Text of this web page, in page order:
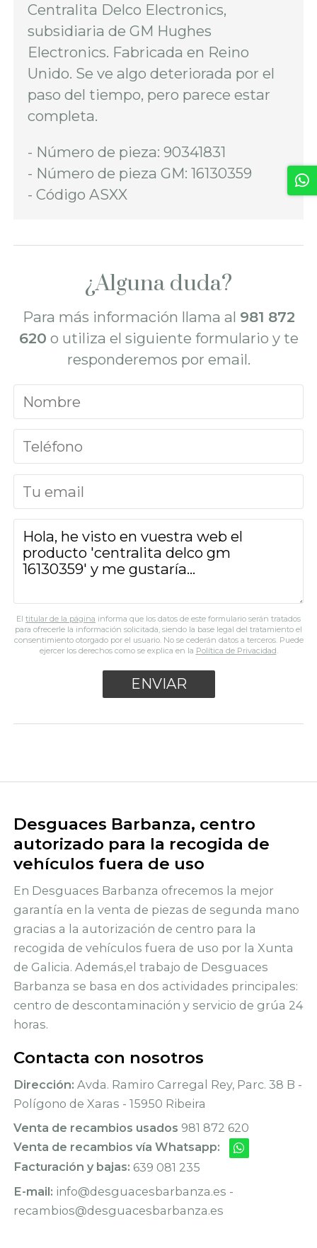
Centralita Delco Electronics,
subsidiaria de GM Hughes
Electronics. Fabricada en Reino
Unido. Se ve algo deteriorada por el
paso del tiempo, pero parece estar
completa.
- Número de pieza: 90341831
- Número de pieza GM: 16130359
- Código ASXX
¿Alguna duda?
Para más información llama al 981 872
620 o utiliza el siguiente formulario y te
responderemos por email.
El titular de la página informa que los datos de este formulario serán tratados
para ofrecerle la información solicitada, siendo la base legal del tratamiento el
consentimiento otorgado por el usuario. No se cederán datos a terceros. Puede
ejercer los derechos como se explica en la Política de Privacidad.
Desguaces Barbanza, centro
autorizado para la recogida de
vehículos fuera de uso
En Desguaces Barbanza ofrecemos la mejor
garantía en la venta de piezas de segunda mano
gracias a la autorización de centro para la
recogida de vehículos fuera de uso por la Xunta
de Galicia. Además,el trabajo de Desguaces
Barbanza se basa en dos actividades principales:
centro de descontaminación y servicio de grúa 24
horas.
Contacta con nosotros
Dirección: Avda. Ramiro Carregal Rey, Parc. 38 B -
Polígono de Xaras - 15950 Ribeira
Venta de recambios usados 981 872 620
Venta de recambios vía Whatsapp:
Facturación y bajas: 639 081 235
E-mail: info@desguacesbarbanza.es -
recambios@desguacesbarbanza.es